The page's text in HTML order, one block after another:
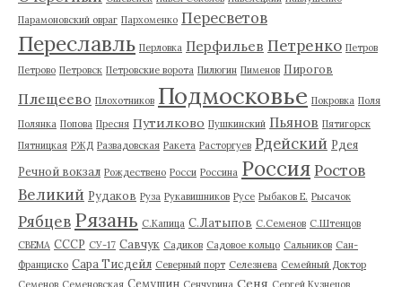
Парамоновский овраг Пархоменко Пересветов
Переславль Перловка Перфильев Петренко Петров
Петрово Петровск Петровские ворота Пилюгин Пименов Пирогов
Плещеево Плохотников Подмосковье Покровка Поля
Полянка Попова Пресня Путилково Пушкинский Пьянов Пятигорск
Пятницкая РЖД Развадовская Ракета Расторгуев Рдейский Рдея
Речной вокзал Рождествено Росси Россина Россия Ростов
Великий Рудаков Руза Рукавишников Русе Рыбаков Е. Рысачок
Рябцев Рязань С.Капица С.Латыпов С.Семенов С.Штенцов
СВЕМА СССР СУ-17 Савчук Садиков Садовое кольцо Сальников Сан-
Франциско Сара Тисдейл Северный порт Селезнева Семейный Доктор
Семенов Семеновская Семушин Сенчурина Сеня Сергей Кузнецов